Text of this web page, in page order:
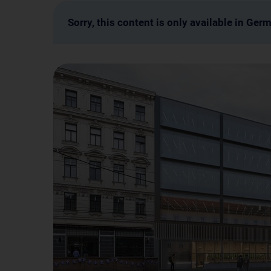
Sorry, this content is only available in